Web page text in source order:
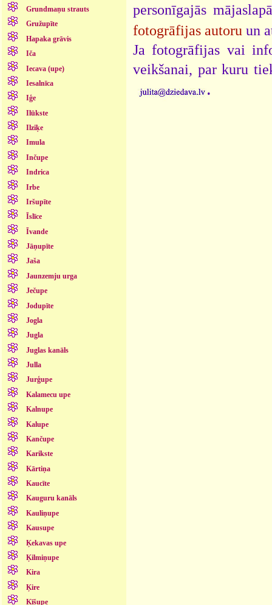
Grundmaņu strauts
Gružupīte
Hapaka grāvis
Iča
Iecava (upe)
Iesalnīca
Iģe
Ilūkste
Ilziķe
Imula
Inčupe
Indrica
Irbe
Iršupīte
Īslīce
Īvande
Jāņupīte
Jaša
Jaunzemju urga
Ječupe
Jodupīte
Jogla
Jugla
Juglas kanāls
Julla
Jurģupe
Kalamecu upe
Kalnupe
Kalupe
Kančupe
Karikste
Kārtiņa
Kaucīte
Kauguru kanāls
Kauliņupe
Kausupe
Ķekavas upe
Ķilmiņupe
Kira
Ķire
Ķīšupe
personīgajās
fotogrāfijas autoru un
Ja fotogrāfijas vai
veikšanai, par kuru
.